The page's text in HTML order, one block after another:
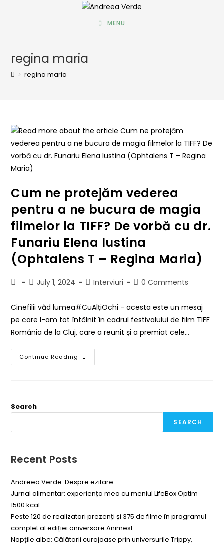
MENU
regina maria
> regina maria
Cum ne protejăm vederea
pentru a ne bucura de magia
filmelor la TIFF? De vorbă cu dr.
Funariu Elena Iustina
(Ophtalens T – Regina Maria)
July 1, 2024 Interviuri 0 Comments
Cinefilii văd lumea#CuAlțiOchi - acesta este un mesaj
pe care l-am tot întâlnit în cadrul festivalului de film TIFF
România de la Cluj, care a reunit și a premiat cele…
Continue Reading
Search
SEARCH
Recent Posts
Andreea Verde: Despre ezitare
Jurnal alimentar: experiența mea cu meniul LifeBox Optim
1500 kcal
Peste 120 de realizatori prezenți și 375 de filme în programul
complet al ediției aniversare Animest
Nopțile albe: Călătorii curajoase prin universurile Trippy,